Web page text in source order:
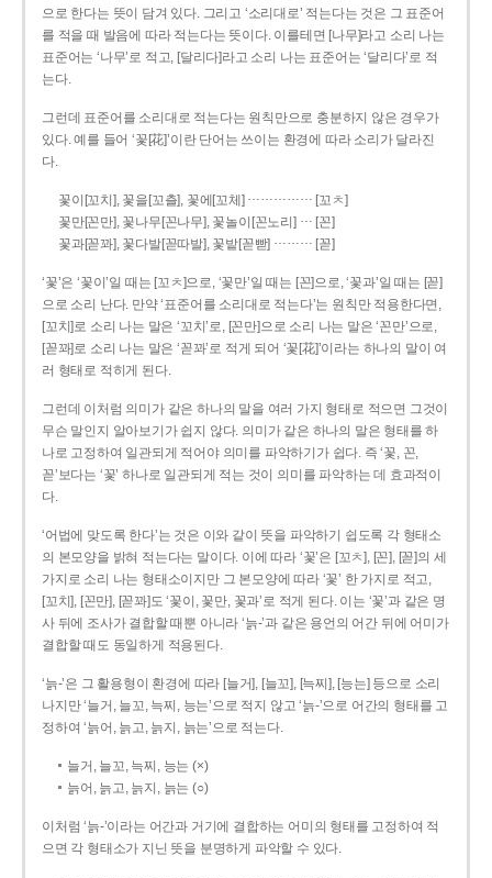
으로 한다는 뜻이 담겨 있다. 그리고 ‘소리대로’ 적는다는 것은 그 표준어
를 적을 때 발음에 따라 적는다는 뜻이다. 이를테면 [나무]라고 소리 나는
표준어는 ‘나무’로 적고, [달리다]라고 소리 나는 표준어는 ‘달리다’로 적
는다.
그런데 표준어를 소리대로 적는다는 원칙만으로 충분하지 않은 경우가
있다. 예를 들어 ‘꽃[花]’이란 단어는 쓰이는 환경에 따라 소리가 달라진
다.
꽃이[꼬치], 꽃을[꼬츨], 꽃에[꼬체] …………… [꼬ㅊ]
꽃만[꼰만], 꽃나무[꼰나무], 꽃놀이[꼰노리] … [꼰]
꽃과[꼳꽈], 꽃다발[꼳따발], 꽃밭[꼳빧] ……… [꼳]
‘꽃’은 ‘꽃이’일 때는 [꼬ㅊ]으로, ‘꽃만’일 때는 [꼰]으로, ‘꽃과’일 때는 [꼳]
으로 소리 난다. 만약 ‘표준어를 소리대로 적는다’는 원칙만 적용한다면,
[꼬치]로 소리 나는 말은 ‘꼬치’로, [꼰만]으로 소리 나는 말은 ‘꼰만’으로,
[꼳꽈]로 소리 나는 말은 ‘꼳꽈’로 적게 되어 ‘꽃[花]’이라는 하나의 말이 여
러 형태로 적히게 된다.
그런데 이처럼 의미가 같은 하나의 말을 여러 가지 형태로 적으면 그것이
무슨 말인지 알아보기가 쉽지 않다. 의미가 같은 하나의 말은 형태를 하
나로 고정하여 일관되게 적어야 의미를 파악하기가 쉽다. 즉 ‘꽃, 꼰,
꼳’보다는 ‘꽃’ 하나로 일관되게 적는 것이 의미를 파악하는 데 효과적이
다.
‘어법에 맞도록 한다’는 것은 이와 같이 뜻을 파악하기 쉽도록 각 형태소
의 본모양을 밝혀 적는다는 말이다. 이에 따라 ‘꽃’은 [꼬ㅊ], [꼰], [꼳]의 세
가지로 소리 나는 형태소이지만 그 본모양에 따라 ‘꽃’ 한 가지로 적고,
[꼬치], [꼰만], [꼳꽈]도 ‘꽃이, 꽃만, 꽃과’로 적게 된다. 이는 ‘꽃’과 같은 명
사 뒤에 조사가 결합할 때뿐 아니라 ‘늙-’과 같은 용언의 어간 뒤에 어미가
결합할 때도 동일하게 적용된다.
‘늙-’은 그 활용형이 환경에 따라 [늘거], [늘꼬], [늑찌], [능는] 등으로 소리
나지만 ‘늘거, 늘꼬, 늑찌, 능는’으로 적지 않고 ‘늙-’으로 어간의 형태를 고
정하여 ‘늙어, 늙고, 늙지, 늙는’으로 적는다.
늘거, 늘꼬, 늑찌, 능는 (×)
늙어, 늙고, 늙지, 늙는 (○)
이처럼 ‘늙-­’이라는 어간과 거기에 결합하는 어미의 형태를 고정하여 적
으면 각 형태소가 지닌 뜻을 분명하게 파악할 수 있다.